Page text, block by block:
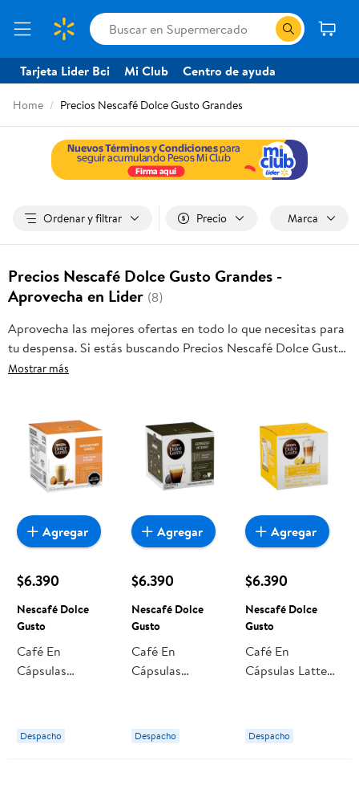
Tarjeta Lider Bci Mi Club Centro de ayuda
Home Precios Nescafé Dolce Gusto Grandes
Ordenar y filtrar Precio Marca
Precios Nescafé Dolce Gusto Grandes -
Aprovecha en Lider (8)
Aprovecha las mejores ofertas en todo lo que necesitas para
tu despensa. Si estás buscando Precios Nescafé Dolce Gusto
Grandes, frutas frescas, carnes, pan o productos para el
esta oportunidad sea realmente conveniente para ti y tu
familia.
Mostrar más
$6.390
Nescafé Dolce
Gusto
Café En
Cápsulas
172 g Nescafé
Dolce Gusto
Despacho
Agregar
$6.390
Nescafé Dolce
Gusto
Café En
Cápsulas
Nescafé Dolce
Gusto
Despacho
Agregar
$6.390
Nescafé Dolce
Gusto
Café En
Cápsulas Latte
117,5 g Nescafé
Dolce Gusto
Despacho
Agregar